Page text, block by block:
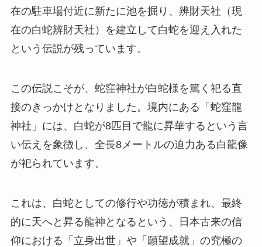
在の駐車場付近に新たに池を掘り、辨財天社（現
在の白蛇辨財天社）を建立して白蛇を迎え入れた
という伝説が残っています。
この伝説こそが、蛇窪神社が白蛇様を篤く祀る直
接のきっかけとなりました。境内にある「蛇窪龍
神社」には、白蛇が8匹目で龍に昇華するという言
い伝えを象徴し、全長8メートルの迫力ある白龍像
が祀られています。
これは、白蛇としての修行や功徳が積まれ、最終
的に天へと昇る龍神となるという、日本古来の信
仰における「立身出世」や「願望成就」の究極の